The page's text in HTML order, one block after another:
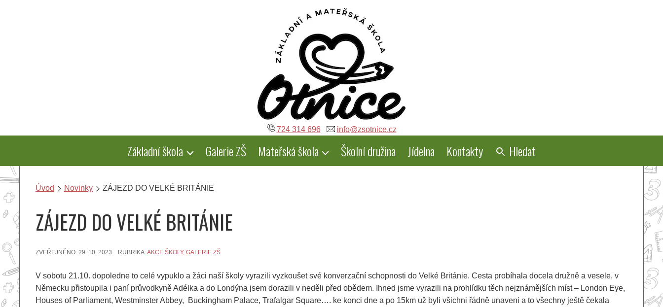
724 314 696 info@zsotnice.cz
Základní škola Galerie ZŠ Mateřská škola Školní družina Jídelna Kontakty Hledat
Úvod Novinky ZÁJEZD DO VELKÉ BRITÁNIE
ZÁJEZD DO VELKÉ BRITÁNIE
ZVEŘEJNĚNO: 29. 10. 2023 RUBRIKA:AKCE ŠKOLY, GALERIE ZŠ
V sobotu 21.10. dopoledne to celé vypuklo a žáci naší školy vyrazili vyzkoušet své konverzační schopnosti do Velké Británie. Cesta probíhala docela družně a vesele, v
Německu přistoupila i paní průvodkyně Adélka a do Londýna jsem dorazili v neděli před obědem. Ihned jsme vyrazili na prohlídku těch nejznámějších míst – London Eye,
Houses of Parliament, Westminster Abbey, Buckingham Palace, Trafalgar Square…. ke konci dne a po 15km už byli všichni řádně unaveni a to všechny ještě čekala